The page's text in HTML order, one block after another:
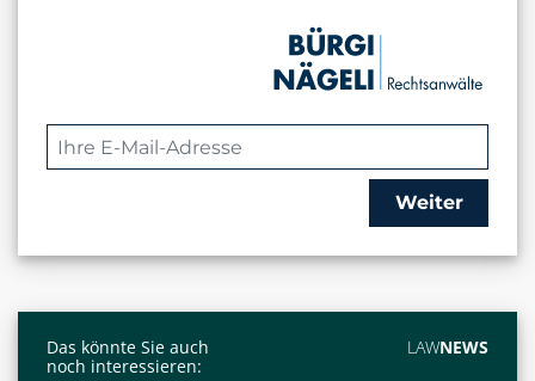
Weiter
Das könnte Sie auch
noch interessieren:
LAWNEWS